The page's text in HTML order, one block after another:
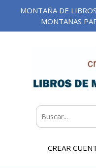
MONTAÑA DE
MONTAÑAS
CREAR